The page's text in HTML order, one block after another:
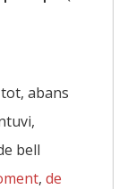
abans
bell
, de